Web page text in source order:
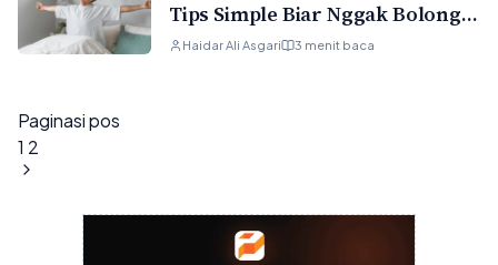
Tips Simple Biar Nggak Bolong-
bolong
Haidar Ali Asgari 3 menit baca
Paginasi pos
1 2